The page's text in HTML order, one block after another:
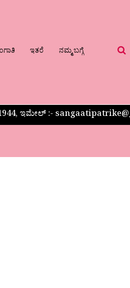
ಇತರೆ ನಮ್ಮ ಬಗ್ಗೆ
ಇಮೇಲ್ :-